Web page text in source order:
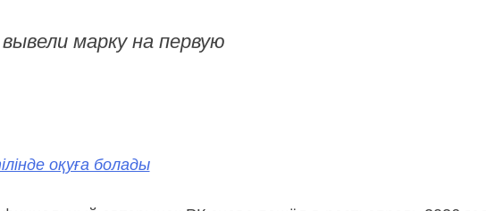
марку на первую
оқуға болады